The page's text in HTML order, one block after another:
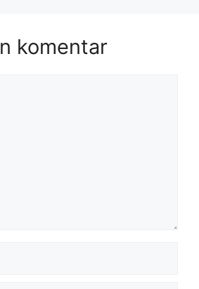
komentar